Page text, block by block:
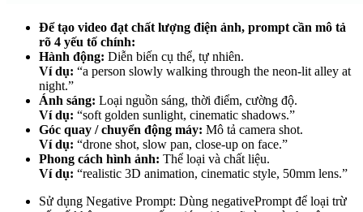
Để tạo video đạt chất lượng điện ảnh, prompt cần mô tả
rõ 4 yếu tố chính:
Hành động: Diễn biến cụ thể, tự nhiên.
Ví dụ: “a person slowly walking through the neon-lit alley at
night.”
Ánh sáng: Loại nguồn sáng, thời điểm, cường độ.
Ví dụ: “soft golden sunlight, cinematic shadows.”
Góc quay / chuyển động máy: Mô tả camera shot.
Ví dụ: “drone shot, slow pan, close-up on face.”
Phong cách hình ảnh: Thể loại và chất liệu.
Ví dụ: “realistic 3D animation, cinematic style, 50mm lens.”
Sử dụng Negative Prompt: Dùng negativePrompt để loại trừ